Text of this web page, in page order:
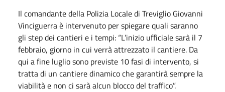
Il comandante della Polizia Locale di Treviglio Giovanni
Vinciguerra è intervenuto per spiegare quali saranno
gli step dei cantieri e i tempi: “L’inizio ufficiale sarà il 7
febbraio, giorno in cui verrà attrezzato il cantiere. Da
qui a fine luglio sono previste 10 fasi di intervento, si
tratta di un cantiere dinamico che garantirà sempre la
viabilità e non ci sarà alcun blocco del traffico”.